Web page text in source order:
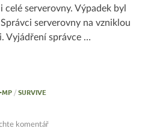
serverovny. Výpadek byl
serverovny na vzniklou
Vyjádření správce …
MP/SURVIVE
komentář